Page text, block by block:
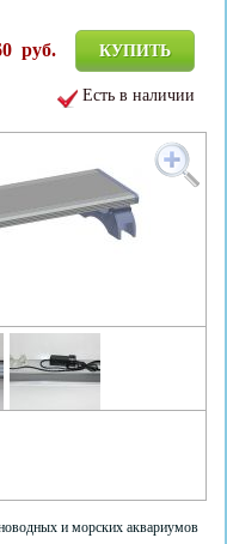
КУПИТЬ
руб.
Есть в наличии
и морских аквариумов